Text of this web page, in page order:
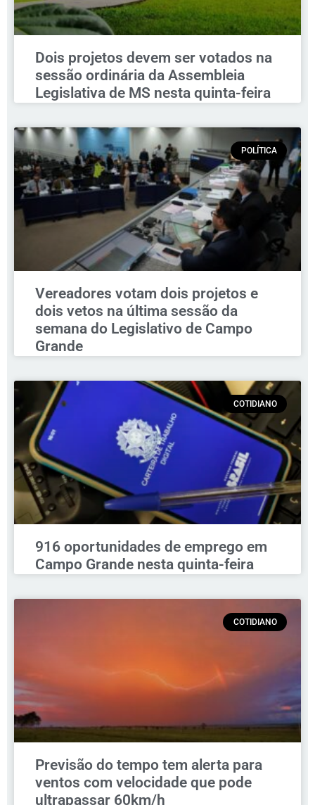
Dois projetos devem ser votados na
sessão ordinária da Assembleia
Legislativa de MS nesta quinta-feira
POLÍTICA
Vereadores votam dois projetos e
dois vetos na última sessão da
semana do Legislativo de Campo
Grande
COTIDIANO
916 oportunidades de emprego em
Campo Grande nesta quinta-feira
COTIDIANO
Previsão do tempo tem alerta para
ventos com velocidade que pode
ultrapassar 60km/h